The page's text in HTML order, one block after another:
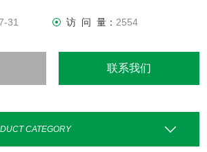
31 访 问 量： 2554
联系我们
CATEGORY